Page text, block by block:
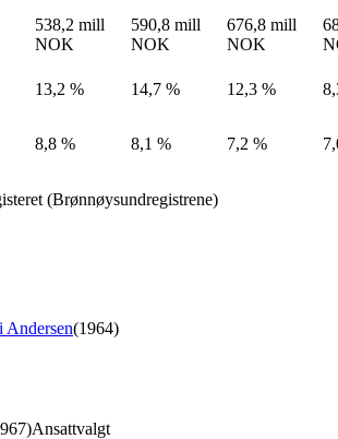
538,2 mill
NOK
590,8 mill
NOK
676,8 mill
NOK
13,2 % 14,7 % 12,3 %
8,8 %
8,1 % 7,2 %
(Brønnøysundregistrene)
Andersen(1964)
)Ansattvalgt